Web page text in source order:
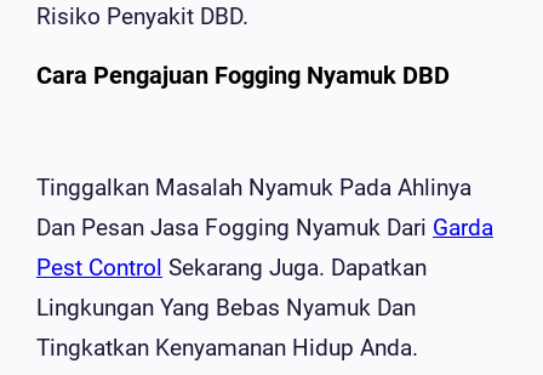
Risiko Penyakit DBD.
Cara Pengajuan Fogging Nyamuk DBD
Tinggalkan Masalah Nyamuk Pada Ahlinya
Dan Pesan Jasa Fogging Nyamuk Dari Garda
Pest Control Sekarang Juga. Dapatkan
Lingkungan Yang Bebas Nyamuk Dan
Tingkatkan Kenyamanan Hidup Anda.